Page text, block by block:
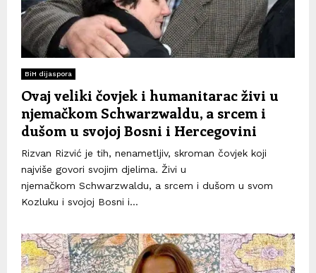
BiH dijaspora
Ovaj veliki čovjek i humanitarac živi u
njemačkom Schwarzwaldu, a srcem i
dušom u svojoj Bosni i Hercegovini
Rizvan Rizvić je tih, nenametljiv, skroman čovjek koji
najviše govori svojim djelima. Živi u
njemačkom Schwarzwaldu, a srcem i dušom u svom
Kozluku i svojoj Bosni i...